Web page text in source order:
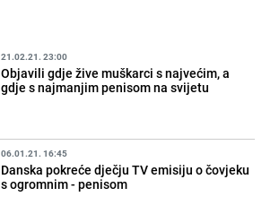
21.02.21. 23:00
Objavili gdje žive muškarci s najvećim, a
gdje s najmanjim penisom na svijetu
06.01.21. 16:45
Danska pokreće dječju TV emisiju o čovjeku
s ogromnim - penisom